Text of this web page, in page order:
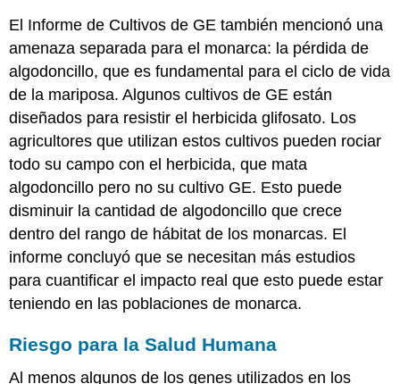
El Informe de Cultivos de GE también mencionó una
amenaza separada para el monarca: la pérdida de
algodoncillo, que es fundamental para el ciclo de vida
de la mariposa. Algunos cultivos de GE están
diseñados para resistir el herbicida glifosato. Los
agricultores que utilizan estos cultivos pueden rociar
todo su campo con el herbicida, que mata
algodoncillo pero no su cultivo GE. Esto puede
disminuir la cantidad de algodoncillo que crece
dentro del rango de hábitat de los monarcas. El
informe concluyó que se necesitan más estudios
para cuantificar el impacto real que esto puede estar
teniendo en las poblaciones de monarca.
Riesgo para la Salud Humana
Al menos algunos de los genes utilizados en los